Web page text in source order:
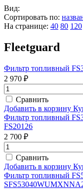
Вид:
Сортировать по:
На странице: 40 80 120
Fleetguard
Фильтр топливный
2 970 ₽
Сравнить
Добавить в корзину
Фильтр топливный
FS20126
2 700 ₽
Сравнить
Добавить в корзину
Фильтр топливный